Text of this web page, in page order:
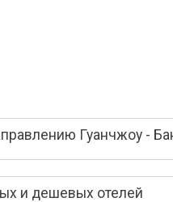
Гуанчжоу -
и дешевых отелей